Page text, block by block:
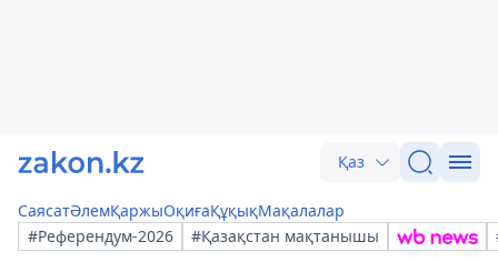
Қаз
СаясатӘлемҚаржыОқиғаҚұқықМақалалар
#Референдум-2026
#Қазақстан мақтанышы